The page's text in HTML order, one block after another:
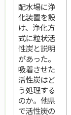
配水場に浄
化装置を設
け、浄化方
式に粒状活
性炭と説明
があった。
吸着させた
活性炭はど
う処理する
のか。他県
で活性炭の